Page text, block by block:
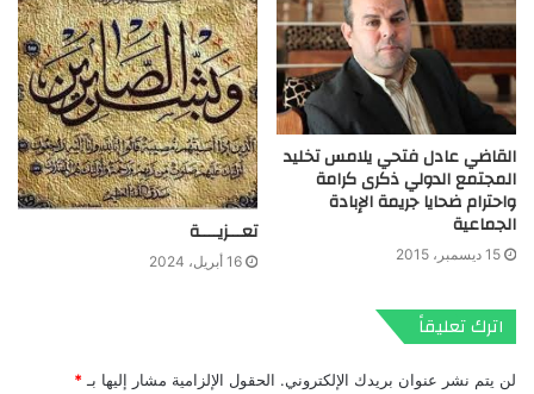
القاضي عادل فتحي يلامس تخليد
المجتمع الدولي ذكرى كرامة
واحترام ضحايا جريمة الإبادة
الجماعية
15 ديسمبر، 2015
تعـــزيــــة
16 أبريل، 2024
اترك تعليقاً
لن يتم نشر عنوان بريدك الإلكتروني. الحقول الإلزامية مشار إليها بـ *